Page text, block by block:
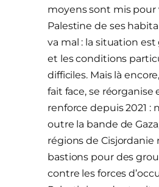
moyens sont mis pour
Palestine de ses
va mal : la situation
et les conditions
difficiles. Mais là
fait face, se réorganise
renforce depuis 2021 :
outre la bande de
régions de
bastions pour des
contre les forces